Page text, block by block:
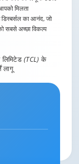
मिलता
का आनंद, जो
सबसे अच्छा विकल्प
लिमिटेड (TCL) के
लागू